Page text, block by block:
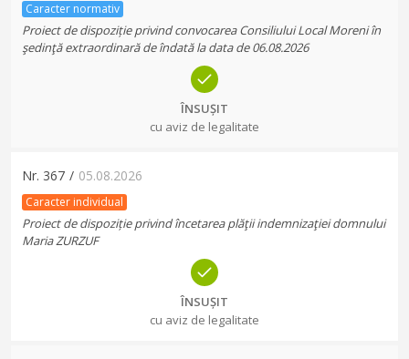
Caracter normativ
Proiect de dispoziție privind convocarea Consiliului Local Moreni în
şedinţă extraordinară de îndată la data de 06.08.2026
ÎNSUȘIT
cu aviz de legalitate
Nr. 367 / 05.08.2026
Caracter individual
Proiect de dispoziție privind încetarea plăţii indemnizaţiei domnului
Maria ZURZUF
ÎNSUȘIT
cu aviz de legalitate